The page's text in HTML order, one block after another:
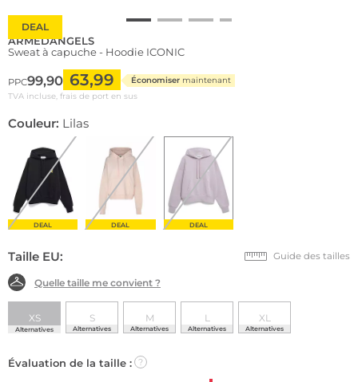
DEAL
ARMEDANGELS
Sweat à capuche - Hoodie ICONIC
PPC99,90 63,99 Économiser maintenant
TVA incluse, frais de port en sus
Couleur: Lilas
DEAL DEAL DEAL
Taille EU: Guide des tailles
Quelle taille me convient ?
XS
Alternatives
S
Alternatives
M
Alternatives
L
Alternatives
XL
Alternatives
Évaluation de la taille : ?